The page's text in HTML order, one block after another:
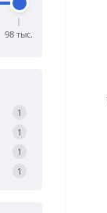
98 тыс.
1
1
1
1